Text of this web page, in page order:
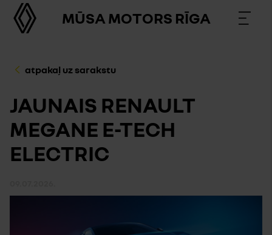
MŪSA MOTORS RĪGA
atpakaļ uz sarakstu
JAUNAIS RENAULT
MEGANE E-TECH
ELECTRIC